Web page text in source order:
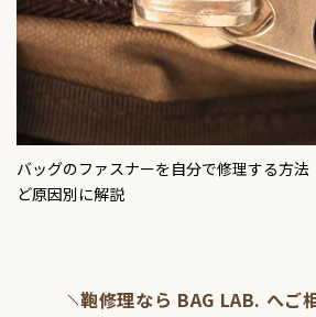
バッグのファスナーを自分で修理する方
ど原因別に解説
鞄修理なら BAG LAB. へご